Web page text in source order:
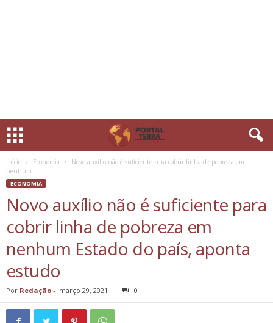
Início Economia
Novo auxílio não é suficiente para cobrir linha de pobreza em
nenhum...
ECONOMIA
Novo auxílio não é suficiente para
cobrir linha de pobreza em
nenhum Estado do país, aponta
estudo
Por Redação - março 29, 2021 0